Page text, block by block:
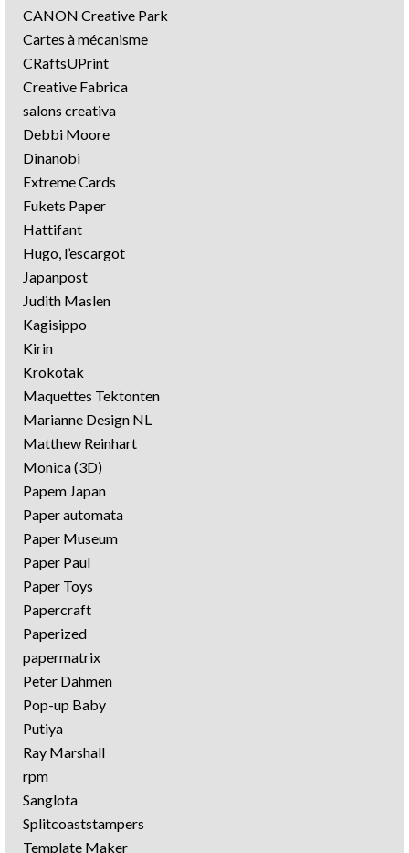
CANON Creative Park
Cartes à mécanisme
CRaftsUPrint
Creative Fabrica
salons creativa
Debbi Moore
Dinanobi
Extreme Cards
Fukets Paper
Hattifant
Hugo, l’escargot
Japanpost
Judith Maslen
Kagisippo
Kirin
Krokotak
Maquettes Tektonten
Marianne Design NL
Matthew Reinhart
Monica (3D)
Papem Japan
Paper automata
Paper Museum
Paper Paul
Paper Toys
Papercraft
Paperized
papermatrix
Peter Dahmen
Pop-up Baby
Putiya
Ray Marshall
rpm
Sanglota
Splitcoaststampers
Template Maker